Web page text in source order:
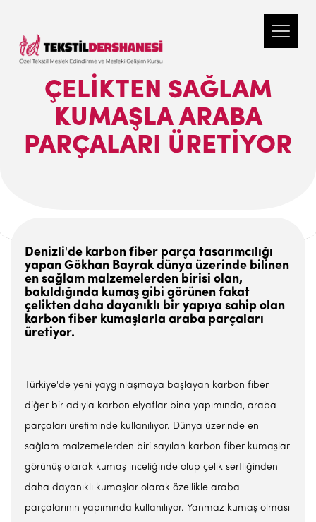
ÇELIKTEN SAĞLAM
KUMAŞLA ARABA
PARÇALARI ÜRETIYOR
Denizli'de karbon fiber parça tasarımcılığı
yapan Gökhan Bayrak dünya üzerinde bilinen
en sağlam malzemelerden birisi olan,
bakıldığında kumaş gibi görünen fakat
çelikten daha dayanıklı bir yapıya sahip olan
karbon fiber kumaşlarla araba parçaları
üretiyor.
Türkiye'de yeni yaygınlaşmaya başlayan karbon fiber
diğer bir adıyla karbon elyaflar bina yapımında, araba
parçaları üretiminde kullanılıyor. Dünya üzerinde en
sağlam malzemelerden biri sayılan karbon fiber kumaşlar
görünüş olarak kumaş inceliğinde olup çelik sertliğinden
daha dayanıklı kumaşlar olarak özellikle araba
parçalarının yapımında kullanılıyor. Yanmaz kumaş olması